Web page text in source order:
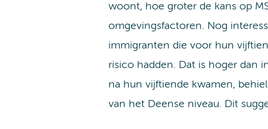
woont, hoe groter de kans op
omgevingsfactoren. Nog
immigranten die voor hun
risico hadden. Dat is hoger dan
na hun vijftiende kwamen,
van het Deense niveau. Dit